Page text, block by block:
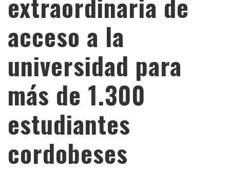
acceso a la
universidad para
más de 1.300
estudiantes
cordobeses